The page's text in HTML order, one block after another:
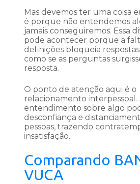
Mas devemos ter uma coisa
é porque não entendemos
jamais conseguiremos. Essa
pode acontecer porque a
definições bloqueia respostas
como se as perguntas
resposta.
O ponto de atenção aqui é o
relacionamento interpessoal.
entendimento sobre algo
desconfiança e
pessoas, trazendo
insatisfação.
Comparando
VUCA